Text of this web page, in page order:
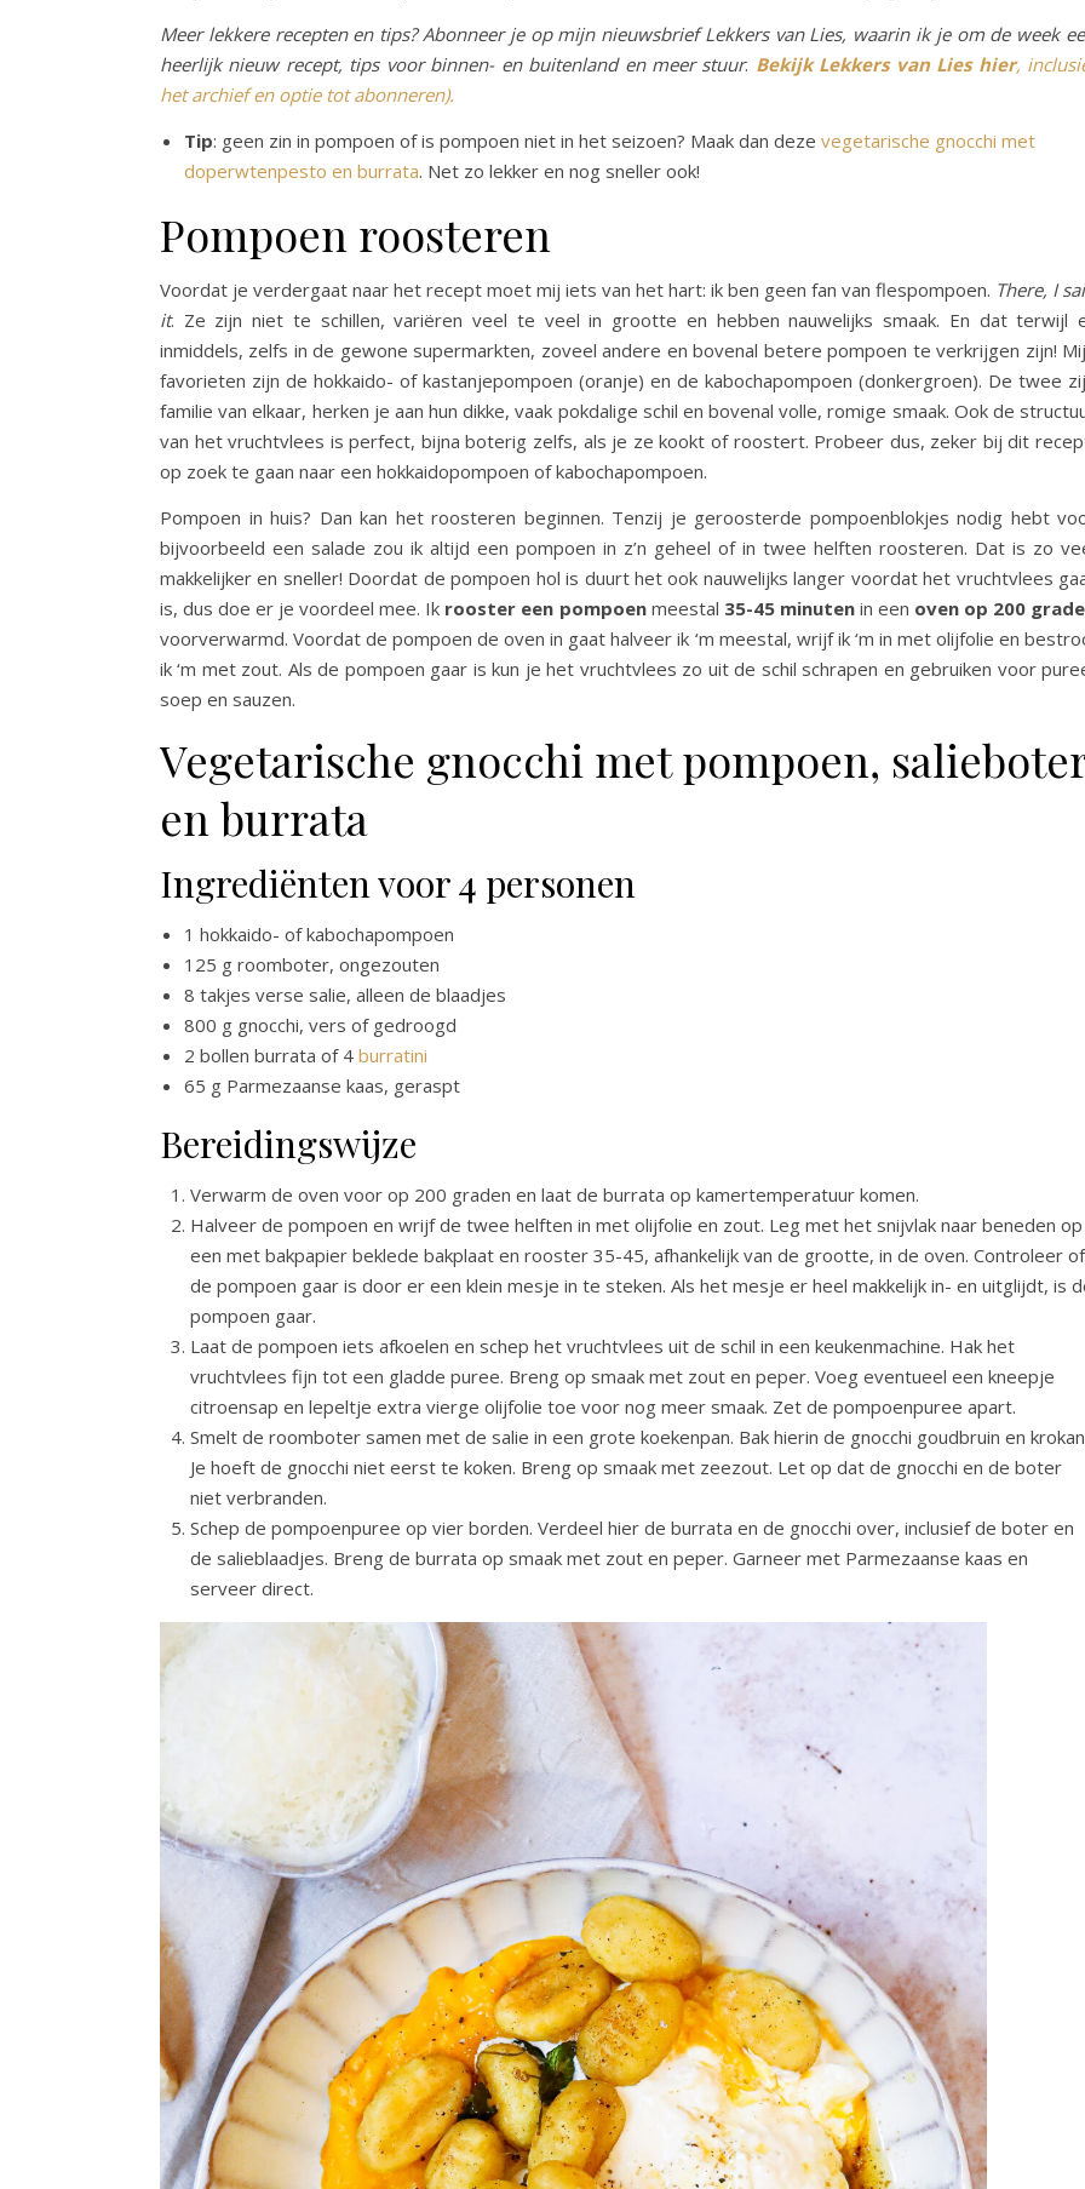
Meer lekkere recepten en tips? Abonneer je op mijn nieuwsbrief Lekkers van Lies, waarin ik je om de week
heerlijk nieuw recept, tips voor binnen- en buitenland en meer stuur. Bekijk Lekkers van Lies hier,
het archief en optie tot abonneren).
Tip: geen zin in pompoen of is pompoen niet in het seizoen? Maak dan deze vegetarische gnocchi met
doperwtenpesto en burrata. Net zo lekker en nog sneller ook!
Pompoen roosteren
Voordat je verdergaat naar het recept moet mij iets van het hart: ik ben geen fan van flespompoen. There, I
it. Ze zijn niet te schillen, variëren veel te veel in grootte en hebben nauwelijks smaak. En dat terwijl
inmiddels, zelfs in de gewone supermarkten, zoveel andere en bovenal betere pompoen te verkrijgen zijn!
favorieten zijn de hokkaido- of kastanjepompoen (oranje) en de kabochapompoen (donkergroen). De twee
familie van elkaar, herken je aan hun dikke, vaak pokdalige schil en bovenal volle, romige smaak. Ook de
van het vruchtvlees is perfect, bijna boterig zelfs, als je ze kookt of roostert. Probeer dus, zeker bij dit
op zoek te gaan naar een hokkaidopompoen of kabochapompoen.
Pompoen in huis? Dan kan het roosteren beginnen. Tenzij je geroosterde pompoenblokjes nodig hebt
bijvoorbeeld een salade zou ik altijd een pompoen in z’n geheel of in twee helften roosteren. Dat is zo
makkelijker en sneller! Doordat de pompoen hol is duurt het ook nauwelijks langer voordat het vruchtvlees
is, dus doe er je voordeel mee. Ik rooster een pompoen meestal 35-45 minutenin een oven op 200
voorverwarmd. Voordat de pompoen de oven in gaat halveer ik ‘m meestal, wrijf ik ‘m in met olijfolie en
ik ‘m met zout. Als de pompoen gaar is kun je het vruchtvlees zo uit de schil schrapen en gebruiken voor
soep en sauzen.
Vegetarische gnocchi met pompoen,
en burrata
Ingrediënten voor 4 personen
1 hokkaido- of kabochapompoen
125 g roomboter, ongezouten
8 takjes verse salie, alleen de blaadjes
800 g gnocchi, vers of gedroogd
2 bollen burrata of 4 burratini
65 g Parmezaanse kaas, geraspt
Bereidingswijze
Verwarm de oven voor op 200 graden en laat de burrata op kamertemperatuur komen.
Halveer de pompoen en wrijf de twee helften in met olijfolie en zout. Leg met het snijvlak naar beneden op
een met bakpapier beklede bakplaat en rooster 35-45, afhankelijk van de grootte, in de oven. Controleer of
de pompoen gaar is door er een klein mesje in te steken. Als het mesje er heel makkelijk in- en uitglijdt, is
pompoen gaar.
Laat de pompoen iets afkoelen en schep het vruchtvlees uit de schil in een keukenmachine. Hak het
vruchtvlees fijn tot een gladde puree. Breng op smaak met zout en peper. Voeg eventueel een kneepje
citroensap en lepeltje extra vierge olijfolie toe voor nog meer smaak. Zet de pompoenpuree apart.
Smelt de roomboter samen met de salie in een grote koekenpan. Bak hierin de gnocchi goudbruin en
Je hoeft de gnocchi niet eerst te koken. Breng op smaak met zeezout. Let op dat de gnocchi en de boter
niet verbranden.
Schep de pompoenpuree op vier borden. Verdeel hier de burrata en de gnocchi over, inclusief de boter en
de salieblaadjes. Breng de burrata op smaak met zout en peper. Garneer met Parmezaanse kaas en
serveer direct.